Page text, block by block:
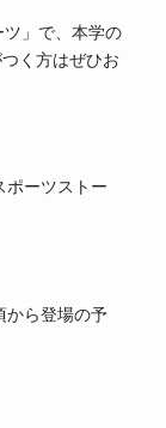
」で、本学の
く方はぜひお
ポーツストー
から登場の予